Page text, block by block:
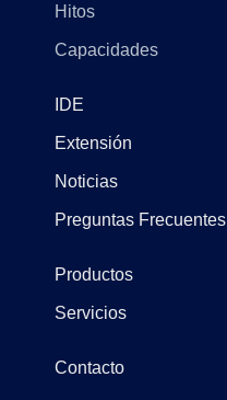
Hitos
Capacidades
IDE
Extensión
Noticias
Preguntas Frecuentes
Productos
Servicios
Contacto